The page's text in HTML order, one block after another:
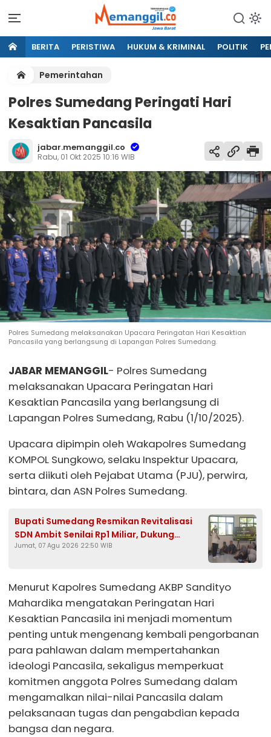
BERITA PERISTIWA HUKUM & KRIMINAL POLITIK
Pemerintahan
Polres Sumedang Peringati Hari
Kesaktian Pancasila
jabar.memanggil.co
Rabu, 01 Okt 2025 10:16 WIB
Polres Sumedang melaksanakan Upacara Peringatan Hari Kesaktian
Pancasila yang berlangsung di Lapangan Polres Sumedang.
JABAR MEMANGGIL- Polres Sumedang
melaksanakan Upacara Peringatan Hari
Kesaktian Pancasila yang berlangsung di
Lapangan Polres Sumedang, Rabu (1/10/2025).
Upacara dipimpin oleh Wakapolres Sumedang
KOMPOL Sungkowo, selaku Inspektur Upacara,
serta diikuti oleh Pejabat Utama (PJU), perwira,
bintara, dan ASN Polres Sumedang.
Bupati Sumedang Resmikan Revitalisasi
SDN Ambit Senilai Rp1 Miliar, Dukung
Program Presiden Prabowo
Jumat, 07 Agu 2026 22:50 WIB
Menurut Kapolres Sumedang AKBP Sandityo
Mahardika mengatakan Peringatan Hari
Kesaktian Pancasila ini menjadi momentum
penting untuk mengenang kembali pengorbanan
para pahlawan dalam mempertahankan
ideologi Pancasila, sekaligus memperkuat
komitmen anggota Polres Sumedang dalam
mengamalkan nilai-nilai Pancasila dalam
pelaksanaan tugas dan pengabdian kepada
bangsa dan negara.